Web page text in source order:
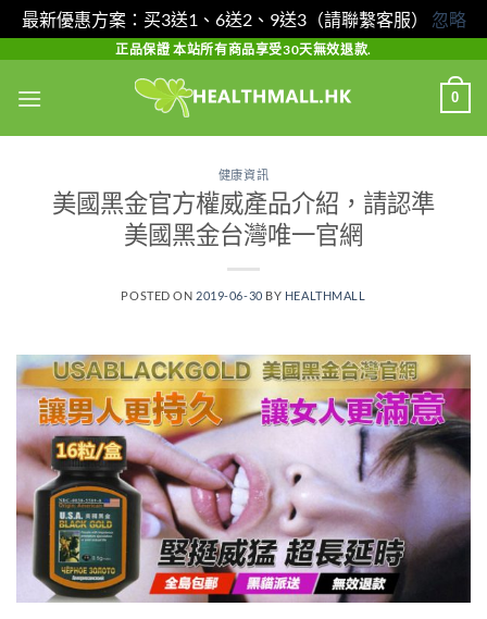
最新優惠方案：买3送1、6送2、9送3（請聯繫客服） 忽略
content
正品保證 本站所有商品享受30天無效退款.
0
健康資訊
美國黑金官方權威產品介紹，請認準
美國黑金台灣唯一官網
POSTED ON 2019-06-30 BY HEALTHMALL